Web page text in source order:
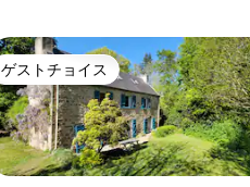
ゲストチョイス
ゲストチョイス